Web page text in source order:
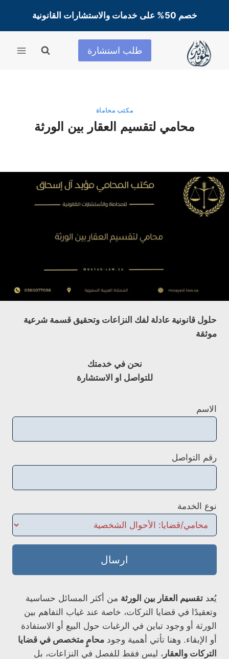
المحتوى
خصم 50% على خدمات والاستشارات القانونية
طلب استشارة
مكتب محاماة
محامي لتقسيم العقار بين الورثة
حلول قانونية عادلة لفك النزاعات وتحقيق قسمة شرعية
موثقة
نحن في خدمتك
للتواصل او الاستشارة
الاسم
رقم التواصل
نوع الخدمة
ارسال
يُعد تقسيم العقار بين الورثة من أكثر المسائل حساسية
وتعقيدًا في قضايا التركات، خاصة عند غياب التفاهم بين
الورثة أو وجود تباين في الرغبات حول البيع أو الاستفادة
أو الإبقاء. وهنا تأتي أهمية وجود محامٍ متخصص في قضايا
التركات والعقار ، ليس فقط للفصل في النزاعات، بل